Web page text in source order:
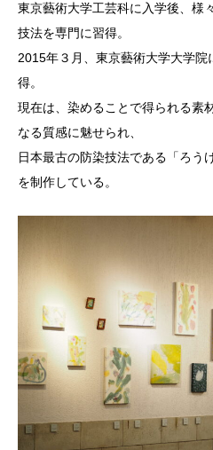
東京藝術大学工芸科に入学後、様
技法を専門に習得。
2015年３月、東京藝術大学大学院
得。
現在は、染めることで得られる素
なる質感に魅せられ、
日本最古の防染技法である「ろう
を制作している。